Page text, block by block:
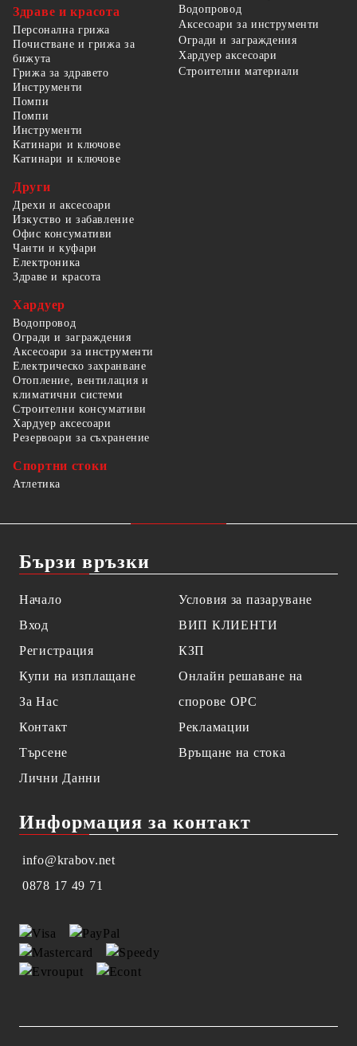
Здраве и красота
Персонална грижа
Почистване и грижа за
бижута
Грижа за здравето
Водопровод
Аксесоари за инструменти
Огради и заграждения
Хардуер аксесоари
Строителни материали
Инструменти
Помпи
Помпи
Инструменти
Катинари и ключове
Катинари и ключове
Други
Дрехи и аксесоари
Изкуство и забавление
Офис консумативи
Чанти и куфари
Електроника
Здраве и красота
Хардуер
Водопровод
Огради и заграждения
Аксесоари за инструменти
Електрическо захранване
Отопление, вентилация и
климатични системи
Строителни консумативи
Хардуер аксесоари
Резервоари за съхранение
Спортни стоки
Атлетика
Бързи връзки
Начало
Вход
Регистрация
Купи на изплащане
За Нас
Контакт
Търсене
Лични Данни
Условия за пазаруване
ВИП КЛИЕНТИ
КЗП
Онлайн решаване на
спорове OPC
Рекламации
Връщане на стока
Информация за контакт
info@krabov.net
0878 17 49 71